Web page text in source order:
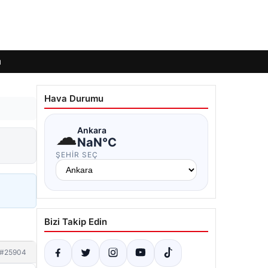
#25904
Hava Durumu
☁Ankara
NaN°C
ŞEHIR SEÇ
Bizi Takip Edin